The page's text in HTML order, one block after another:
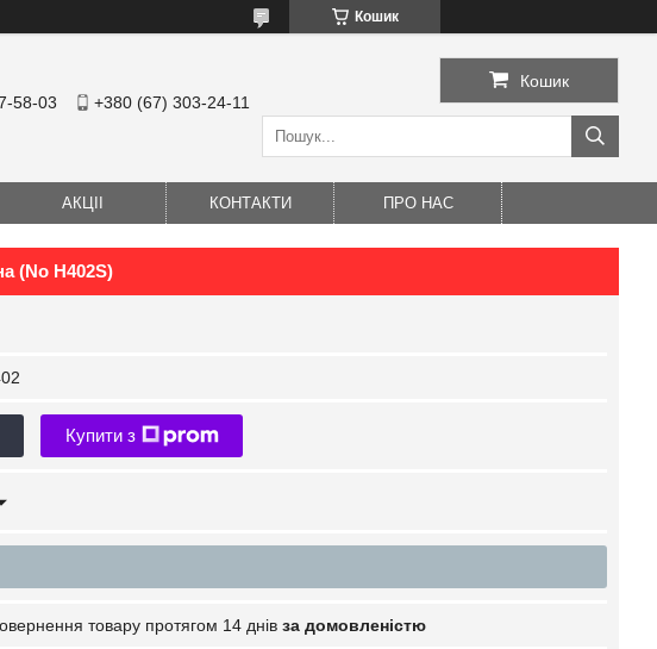
Кошик
58-03 +380 (67) 303-24-11
Кошик
АКЦІІ КОНТАКТИ ПРО НАС
(No Н402S)
Купити з
товару протягом 14 днів за домовленістю